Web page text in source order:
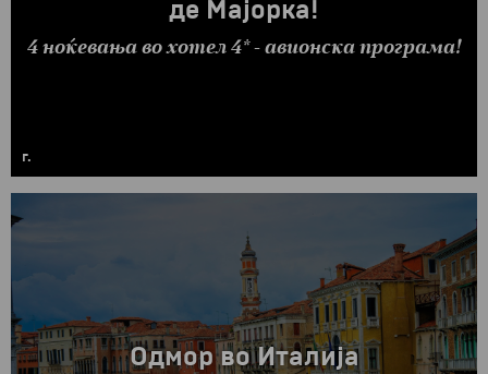
де Мајорка!
4 ноќевања во хотел 4* - авионска програма!
г.
Одмор во Италија